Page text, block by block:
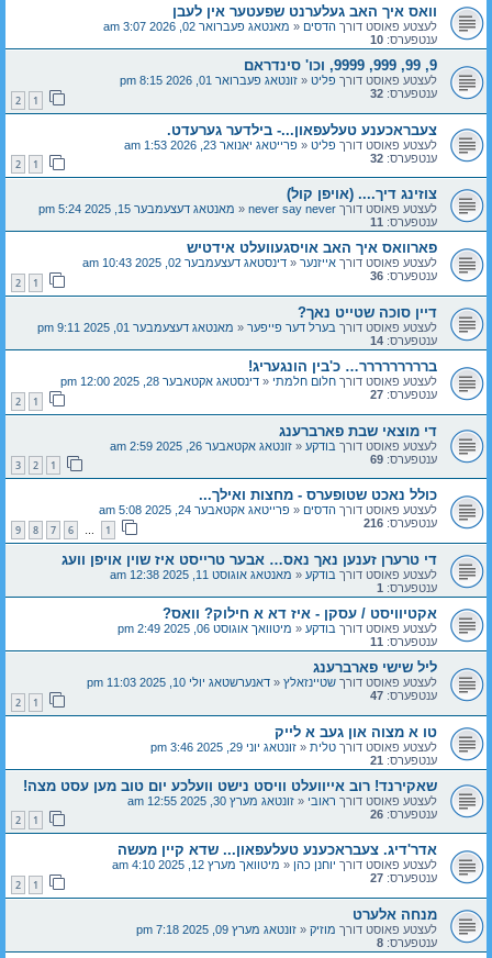
וואס איך האב געלערנט שפעטער אין לעבן
לעצטע פאוסט דורך הדסים « מאנטאג פעברואר 02, 2026 3:07 am
ענטפערס: 10
9, 99, 999, 9999, וכו' סינדראם
לעצטע פאוסט דורך פליט « זונטאג פעברואר 01, 2026 8:15 pm
ענטפערס: 32
1
2
צעבראכענע טעלעפאון...- בילדער גערעדט.
לעצטע פאוסט דורך פליט « פרייטאג יאנואר 23, 2026 1:53 am
ענטפערס: 32
1
2
צוזינג דיך.... (אויפן קול)
לעצטע פאוסט דורך never say never
« מאנטאג דעצעמבער 15, 2025 5:24 pm
ענטפערס: 11
פארוואס איך האב אויסגעוועלט אידטיש
לעצטע פאוסט דורך אייזנער « דינסטאג דעצעמבער 02, 2025 10:43 am
ענטפערס: 36
1
2
דיין סוכה שטייט נאך?
לעצטע פאוסט דורך בערל דער פייפער « מאנטאג דעצעמבער 01, 2025 9:11 pm
ענטפערס: 14
בררררררררר… כ'בין הונגעריג!
לעצטע פאוסט דורך חלום חלמתי « דינסטאג אקטאבער 28, 2025 12:00 pm
ענטפערס: 27
1
2
די מוצאי שבת פארברענג
לעצטע פאוסט דורך בודקע « זונטאג אקטאבער 26, 2025 2:59 am
ענטפערס: 69
1
2
3
כולל נאכט שטופערס - מחצות ואילך...
לעצטע פאוסט דורך הדסים « פרייטאג אקטאבער 24, 2025 5:08 am
ענטפערס: 216
1
…
6
7
8
9
די טרערן זענען נאך נאס… אבער טרייסט איז שוין אויפן וועג
לעצטע פאוסט דורך בודקע « מאנטאג אוגוסט 11, 2025 12:38 am
ענטפערס: 1
אקטיוויסט / עסקן - איז דא א חילוק? וואס?
לעצטע פאוסט דורך בודקע « מיטוואך אוגוסט 06, 2025 2:49 pm
ענטפערס: 11
ליל שישי פארברענג
לעצטע פאוסט דורך שטיינזאלץ « דאנערשטאג יולי 10, 2025 11:03 pm
ענטפערס: 47
1
2
טו א מצוה און געב א לייק
לעצטע פאוסט דורך טלית « זונטאג יוני 29, 2025 3:46 pm
ענטפערס: 21
שאקירנד! רוב אייוועלט וויסט נישט וועלכע יום טוב מען עסט מצה!
לעצטע פאוסט דורך ראובי « זונטאג מערץ 30, 2025 12:55 am
ענטפערס: 26
1
2
אדר'דיג. צעבראכענע טעלעפאון... שדא קיין מעשה
לעצטע פאוסט דורך יוחנן כהן « מיטוואך מערץ 12, 2025 4:10 am
ענטפערס: 27
1
2
מנחה אלערט
לעצטע פאוסט דורך מוזיק « זונטאג מערץ 09, 2025 7:18 pm
ענטפערס: 8